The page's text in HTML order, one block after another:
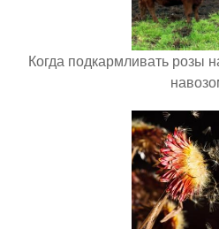
Когда подкармливать розы